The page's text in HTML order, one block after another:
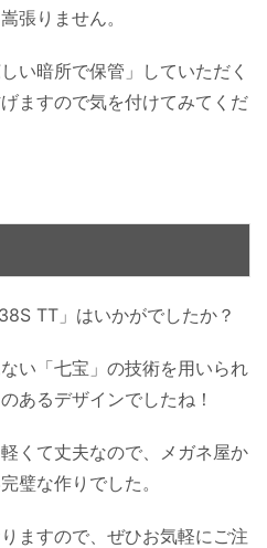
張りません。
い暗所で保管」していただく
ますので気を付けてみてくだ
TT」はいかがでしたか？
い「七宝」の技術を用いられ
あるデザインでしたね！
くて丈夫なので、メガネ屋か
璧な作りでした。
ますので、ぜひお気軽にご注